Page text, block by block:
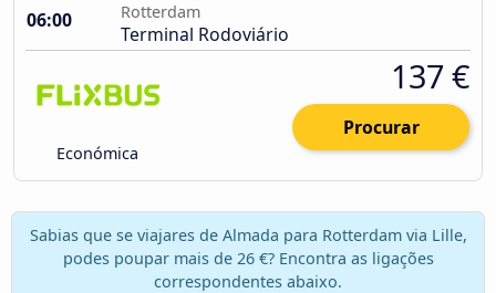
06:00
Rotterdam
Terminal Rodoviário
Económica
137 €
Procurar
Sabias que se viajares de Almada para Rotterdam via Lille,
podes poupar mais de 26 €? Encontra as ligações
correspondentes abaixo.